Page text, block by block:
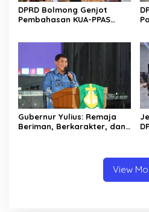
DPRD Bolmong Genjot
Pembahasan KUA-PPAS
Gubernur Yulius: Remaja
Beriman, Berkarakter, dan
View